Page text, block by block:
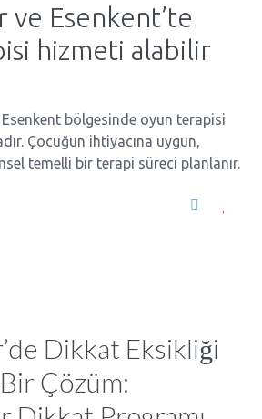
ve Esenkent’te
hizmeti alabilir
Esenkent bölgesinde oyun terapisi
Çocuğun ihtiyacına uygun,
temelli bir terapi süreci planlanır.
Dikkat Eksikliği
Çözüm: